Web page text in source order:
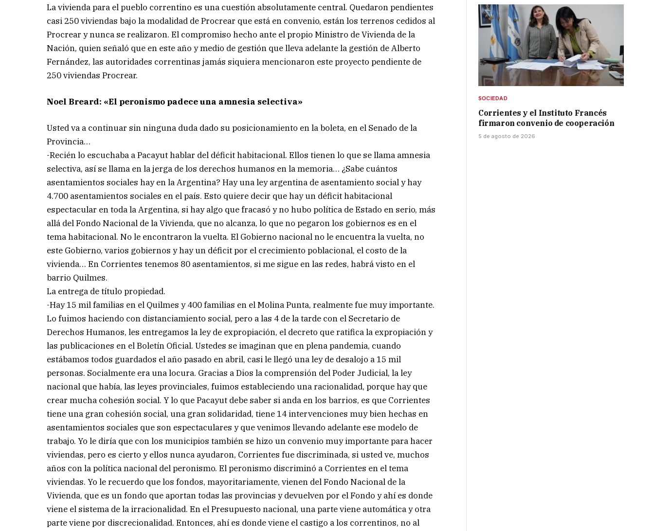
La vivienda para el pueblo correntino es una cuestión absolutamente central. Quedaron pendientes
casi 250 viviendas bajo la modalidad de Procrear que está en convenio, están los terrenos cedidos al
Procrear y nunca se realizaron. El compromiso hecho ante el propio Ministro de Vivienda de la
Nación, quien señaló que en este año y medio de gestión que lleva adelante la gestión de Alberto
Fernández, las autoridades correntinas jamás siquiera mencionaron este proyecto pendiente de
250 viviendas Procrear.
Noel Breard: «El peronismo padece una amnesia selectiva»
Usted va a continuar sin ninguna duda dado su posicionamiento en la boleta, en el Senado de la
Provincia…
-Recién lo escuchaba a Pacayut hablar del déficit habitacional. Ellos tienen lo que se llama amnesia
selectiva, así se llama en la jerga de los derechos humanos en la memoria… ¿Sabe cuántos
asentamientos sociales hay en la Argentina? Hay una ley argentina de asentamiento social y hay
4.700 asentamientos sociales en el país. Esto quiere decir que hay un déficit habitacional
espectacular en toda la Argentina, si hay algo que fracasó y no hubo política de Estado en serio, más
allá del Fondo Nacional de la Vivienda, que no alcanza, lo que no pegaron los gobiernos es en el
tema habitacional. No le encontraron la vuelta. El Gobierno nacional no le encuentra la vuelta, no
este Gobierno, varios gobiernos y hay un déficit por el crecimiento poblacional, el costo de la
vivienda… En Corrientes tenemos 80 asentamientos, si me sigue en las redes, habrá visto en el
barrio Quilmes.
La entrega de título propiedad.
-Hay 15 mil familias en el Quilmes y 400 familias en el Molina Punta, realmente fue muy importante.
Lo fuimos haciendo con distanciamiento social, pero a las 4 de la tarde con el Secretario de
Derechos Humanos, les entregamos la ley de expropiación, el decreto que ratifica la expropiación y
las publicaciones en el Boletín Oficial. Ustedes se imaginan que en plena pandemia, cuando
estábamos todos guardados el año pasado en abril, casi le llegó una ley de desalojo a 15 mil
personas. Socialmente era una locura. Gracias a Dios la comprensión del Poder Judicial, la ley
nacional que había, las leyes provinciales, fuimos estableciendo una racionalidad, porque hay que
crear mucha cohesión social. Y lo que Pacayut debe saber si anda en los barrios, es que Corrientes
tiene una gran cohesión social, una gran solidaridad, tiene 14 intervenciones muy bien hechas en
asentamientos sociales que son espectaculares y que venimos llevando adelante ese modelo de
trabajo. Yo le diría que con los municipios también se hizo un convenio muy importante para hacer
viviendas, pero es cierto y ellos nunca ayudaron, Corrientes fue discriminada, si usted ve, muchos
años con la política nacional del peronismo. El peronismo discriminó a Corrientes en el tema
viviendas. Yo le recuerdo que los fondos, mayoritariamente, vienen del Fondo Nacional de la
Vivienda, que es un fondo que aportan todas las provincias y devuelven por el Fondo y ahí es donde
viene el sistema de la irracionalidad. En el Presupuesto nacional, una parte viene automática y otra
parte viene por discrecionalidad. Entonces, ahí es donde viene el castigo a los correntinos, no al
SOCIEDAD
Corrientes y el Instituto Francés
firmaron convenio de cooperación
5 de agosto de 2026